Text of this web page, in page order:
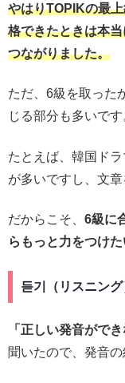
やはりTOPIKの最
格できたときは本
つながりました。
ただ、6級を取った
じる部分も多いです
たとえば、韓国ド
が多いですし、文章
だからこそ、 6級に
らもっと力をつけ
듣기（リスニン
「正しい発音がで
聞いたので、発音